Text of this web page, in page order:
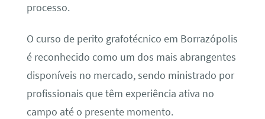
processo.
O curso de perito grafotécnico em Borrazópolis
é reconhecido como um dos mais abrangentes
disponíveis no mercado, sendo ministrado por
profissionais que têm experiência ativa no
campo até o presente momento.